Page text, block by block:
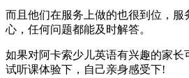
而且他们在服务上做的也很到位，服
心，任何问题都能及时解答。
如果对阿卡索少儿英语有兴趣的家长
试听课体验下，自己亲身感受下!